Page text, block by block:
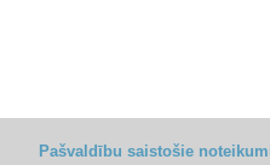
Pašvaldību saistošie